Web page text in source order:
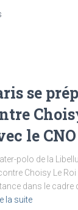
se
le
polo de la
Choisy Le
dans le cadre
la suite